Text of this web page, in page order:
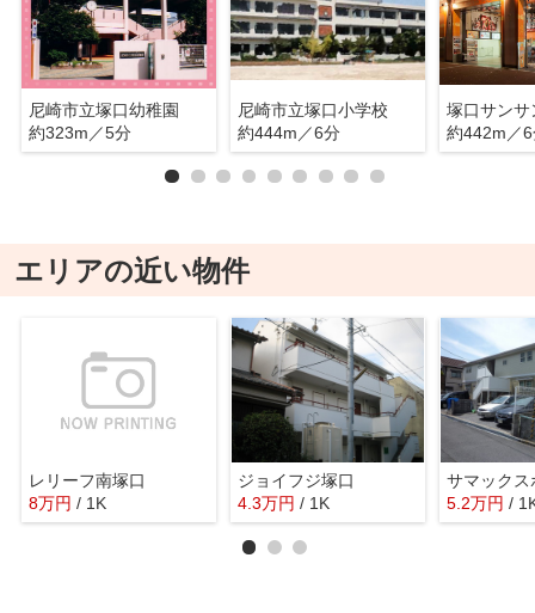
尼崎市立塚口幼稚園
約323m／5分
尼崎市立塚口小学校
約444m／6分
塚口サンサ
約442m／
エリアの近い物件
レリーフ南塚口
8万円 / 1K
ジョイフジ塚口
4.3万円 / 1K
サマックス
5.2万円 /